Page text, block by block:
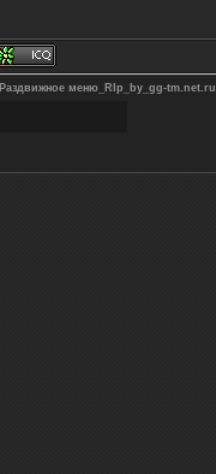
Раздвижное меню_RIp_by_gg-tm.net.ru